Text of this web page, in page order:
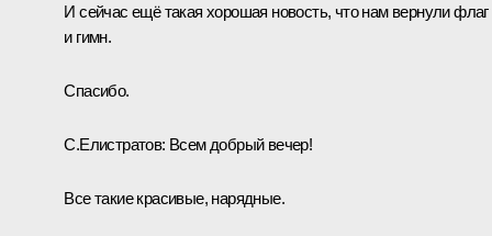
И сейчас ещё такая хорошая новость, что нам вернули флаг
и гимн.
Спасибо.
С.Елистратов: Всем добрый вечер!
Все такие красивые, нарядные.